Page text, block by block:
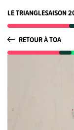
LE TRIANGLESAISON
RETOUR À TOA